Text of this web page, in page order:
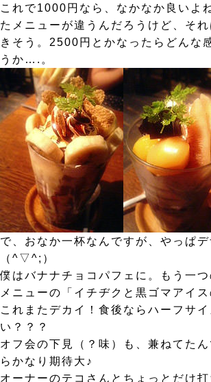
これで1000円なら、なかなか良いよ
たメニューが違うんだろうけど、そ
きそう。2500円とかなったらどんな
うか….。
で、おなか一杯なんですが、やっぱ
（^▽^;）
僕はバナナチョコパフェに。もう一
メニューの「イチヂクと黒ゴマアイス
これまたデカイ！食後ならハーフサ
い？？？
オフ会の下見（？味）も、兼ねてた
らかなり期待大♪
オーナーのテコさんとちょっとだけ打